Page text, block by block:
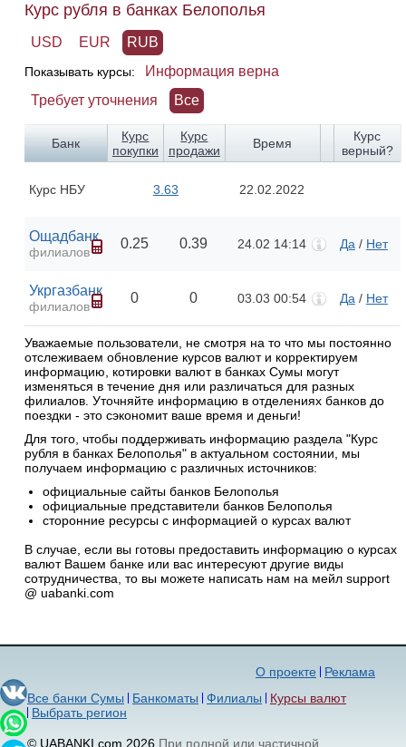
Курс рубля в банках Белополья
USD EUR RUB
Показывать курсы:
Информация верна
Требует уточнения
Все
Банк
Курс
покупки
Курс
продажи
Время
Курс
верный?
Курс НБУ 3.63 22.02.2022
Ощадбанк
филиалов
0.25 0.39 24.02 14:14 Да / Нет
Укргазбанк
филиалов
0 0 03.03 00:54 Да / Нет
Уважаемые пользователи, не смотря на то что мы постоянно
отслеживаем обновление курсов валют и корректируем
информацию, котировки валют в банках Сумы могут
изменяться в течение дня или различаться для разных
филиалов. Уточняйте информацию в отделениях банков до
поездки - это сэкономит ваше время и деньги!
Для того, чтобы поддерживать информацию раздела "Курс
рубля в банках Белополья" в актуальном состоянии, мы
получаем информацию с различных источников:
официальные сайты банков Белополья
официальные представители банков Белополья
сторонние ресурсы с информацией о курсах валют
В случае, если вы готовы предоставить информацию о курсах
валют Вашем банке или вас интересуют другие виды
сотрудничества, то вы можете написать нам на мейл support
@ uabanki.com
Реклама
О проекте
Все банки Сумы
Банкоматы Филиалы
Курсы валют
Выбрать регион
© UABANKI.com 2026 При полной или частичной